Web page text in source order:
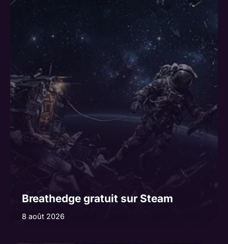
Breathedge gratuit sur Steam
8 août 2026